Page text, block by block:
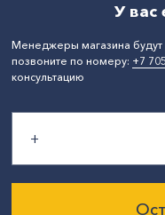
У вас
Менеджеры магазина будут
позвоните по номеру: +7
консультацию